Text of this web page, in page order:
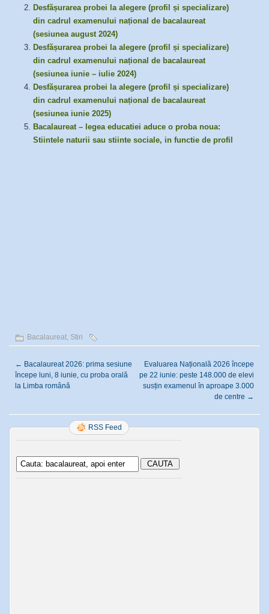
Desfășurarea probei la alegere (profil și specializare)
din cadrul examenului național de bacalaureat
(sesiunea august 2024)
Desfășurarea probei la alegere (profil și specializare)
din cadrul examenului național de bacalaureat
(sesiunea iunie – iulie 2024)
Desfășurarea probei la alegere (profil și specializare)
din cadrul examenului național de bacalaureat
(sesiunea iunie 2025)
Bacalaureat – legea educatiei aduce o proba noua:
Stiintele naturii sau stiinte sociale, in functie de profil
Bacalaureat, Stiri
← Bacalaureat 2026: prima sesiune
începe luni, 8 iunie, cu proba orală
la Limba română
Evaluarea Națională 2026 începe
pe 22 iunie: peste 148.000 de elevi
susțin examenul în aproape 3.000
de centre →
RSS Feed